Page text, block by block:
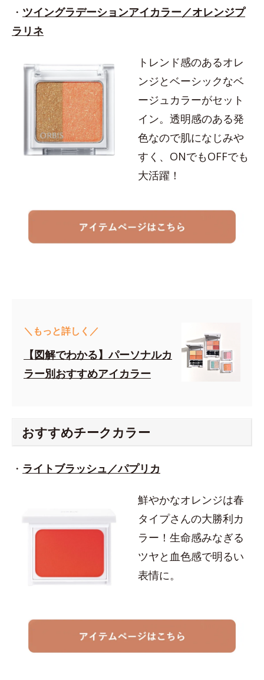
・ ツイングラデーションアイカラー／オレンジプ
ラリネ
トレンド感のあるオレ
ンジとベーシックなベ
ージュカラーがセット
イン。透明感のある発
色なので肌になじみや
すく、ONでもOFFでも
大活躍！
＼もっと詳しく／
【図解でわかる】パーソナルカ
ラー別おすすめアイカラー
おすすめチークカラー
・ ライトブラッシュ／パプリカ
鮮やかなオレンジは春
タイプさんの大勝利カ
ラー！生命感みなぎる
ツヤと血色感で明るい
表情に。